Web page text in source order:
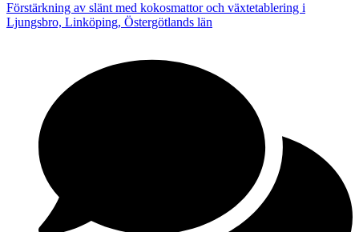
Förstärkning av slänt med kokosmattor och växtetablering i
Ljungsbro, Linköping, Östergötlands län